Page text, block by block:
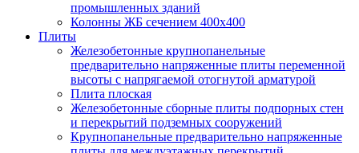
промышленных зданий
Колонны ЖБ сечением 400х400
Плиты
Железобетонные крупнопанельные
предварительно напряженные плиты переменной
высоты с напрягаемой отогнутой арматурой
Плита плоская
Железобетонные сборные плиты подпорных стен
и перекрытий подземных сооружений
Крупнопанельные предварительно напряженные